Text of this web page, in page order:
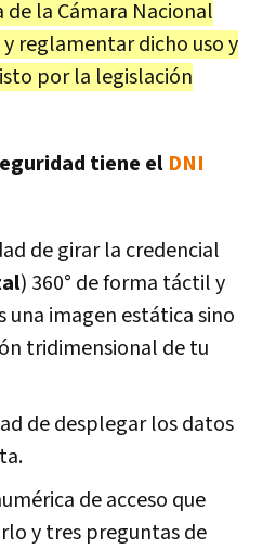
de la Cámara Nacional
reglamentar dicho uso y
por la legislación
tiene el DNI
de girar la credencial
) 360° de forma táctil y
una imagen estática sino
tridimensional de tu
de desplegar los datos
de acceso que
y tres preguntas de